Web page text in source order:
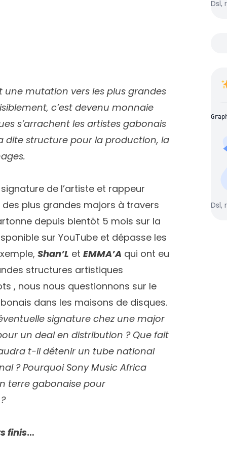
mutation vers les plus grandes
c’est devenu monnaie
s’arrachent les artistes gabonais
dite structure pour la production, la
de l’artiste et rappeur
plus grandes majors à travers
depuis bientôt 5 mois sur la
sur YouTube et dépasse les
Shan’L et EMMA’A qui ont eu
structures artistiques
, nous nous questionnons sur le
dans les maisons de disques.
signature chez une major
un deal en distribution ? Que fait
t-il détenir un tube national
? Pourquoi Sony Music Africa
terre gabonaise pour
finis…
Dsl,
Dsl,